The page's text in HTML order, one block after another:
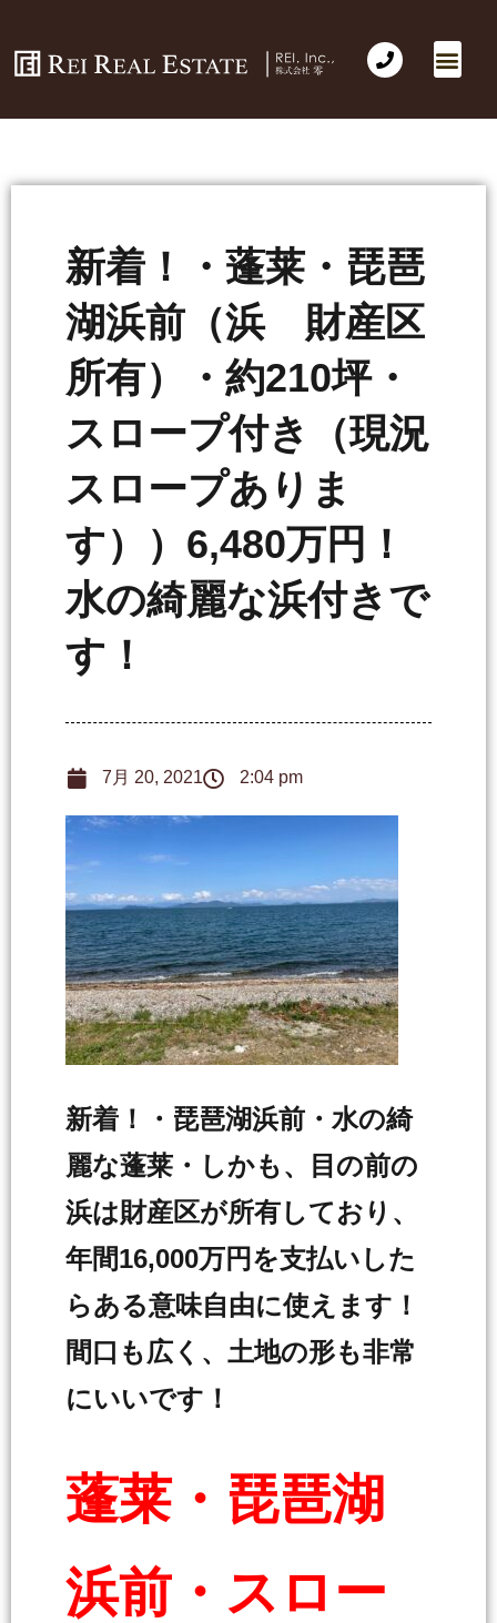
新着！・蓬莱・琵琶
湖浜前（浜 財産区
所有）・約210坪・
スロープ付き（現況
スロープありま
す））6,480万円！
水の綺麗な浜付きで
す！
7月 20, 2021 2:04 pm
新着！・琵琶湖浜前・水の綺
麗な蓬莱・しかも、目の前の
浜は財産区が所有しており、
年間16,000万円を支払いした
らある意味自由に使えます！
間口も広く、土地の形も非常
にいいです！
蓬莱・琵琶湖
浜前・スロー